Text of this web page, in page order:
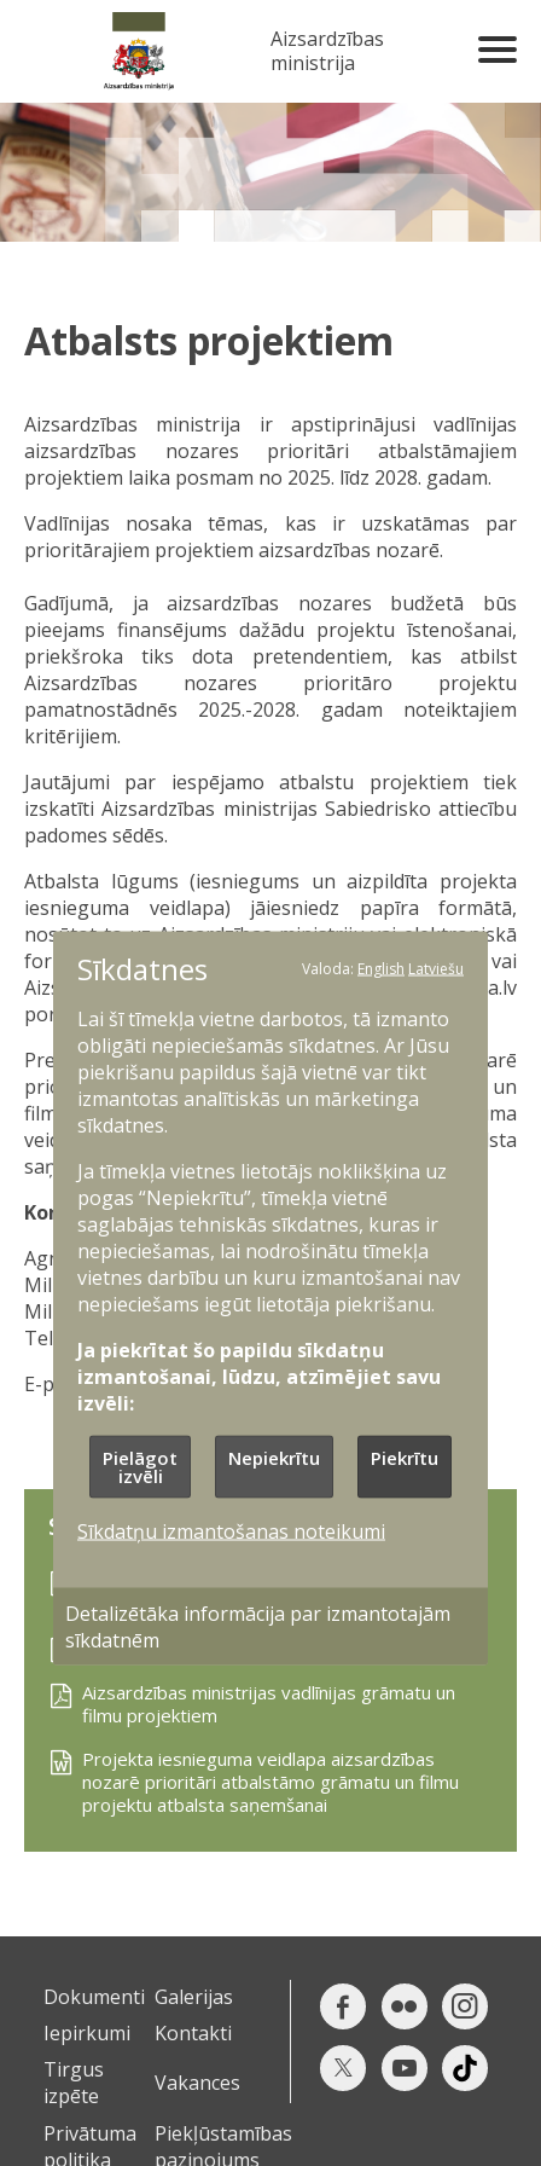
Aizsardzības
ministrija
Atbalsts projektiem
Aizsardzības ministrija ir apstiprinājusi vadlīnijas
aizsardzības nozares prioritāri atbalstāmajiem
projektiem laika posmam no 2025. līdz 2028. gadam.
Vadlīnijas nosaka tēmas, kas ir uzskatāmas par
prioritārajiem projektiem aizsardzības nozarē.
Gadījumā, ja aizsardzības nozares budžetā būs
pieejams finansējums dažādu projektu īstenošanai,
priekšroka tiks dota pretendentiem, kas atbilst
Aizsardzības nozares prioritāro projektu
pamatnostādnēs 2025.-2028. gadam noteiktajiem
kritērijiem.
Jautājumi par iespējamo atbalstu projektiem tiek
izskatīti Aizsardzības ministrijas Sabiedrisko attiecību
padomes sēdēs.
Atbalsta lūgums (iesniegums un aizpildīta projekta
iesnieguma veidlapa) jāiesniedz papīra formātā,
nosūtot to uz Aizsardzības ministriju vai elektroniskā
formātā, nosūtot to uz adresipasts@mod.gov.lv
vai
Aizsardzības ministrijas e-adresi, izmantojot latvija.lv
portālu.
Prendentiem uz atbalstu aizsardzības nozarē
prioritāri noteiktajām tēmām atbilstošiem grāmatu un
filmu projektiem aicinām izmantot pieteikuma
veidlapu grāmatu un filmu projektu atbalsta
saņemšanai.
Kontaktpersona:
Agnija Lauska
Militāri publisko attiecību departamenta
Militāri publiskās informācijas nodaļas vadītāja
Tel: 67335219
E-pasts:Agnija.Lauska@mod.gov.lv
SAISTĪTIE DOKUMENTI
projektu vadlīnijas 2025.–2028. gadam
Projekta iesnieguma veidlapa
Aizsardzības ministrijas vadlīnijas grāmatu un
filmu projektiem
Projekta iesnieguma veidlapa aizsardzības
nozarē prioritāri atbalstāmo grāmatu un filmu
projektu atbalsta saņemšanai
Dokumenti Galerijas
Iepirkumi
Kontakti
Tirgus
izpēte
Vakances
Privātuma
politika
Piekļūstamības
paziņojums
Sīkdatnes Valoda: English Latviešu
Lai šī tīmekļa vietne darbotos, tā izmanto
obligāti nepieciešamās sīkdatnes. Ar Jūsu
piekrišanu papildus šajā vietnē var tikt
izmantotas analītiskās un mārketinga
sīkdatnes.
Ja tīmekļa vietnes lietotājs noklikšķina uz
pogas “Nepiekrītu”, tīmekļa vietnē
saglabājas tehniskās sīkdatnes, kuras ir
nepieciešamas, lai nodrošinātu tīmekļa
vietnes darbību un kuru izmantošanai nav
nepieciešams iegūt lietotāja piekrišanu.
Ja piekrītat šo papildu sīkdatņu
izmantošanai, lūdzu, atzīmējiet savu
izvēli:
Pielāgot
izvēli
Nepiekrītu Piekrītu
Sīkdatņu izmantošanas noteikumi
Detalizētāka informācija par izmantotajām
sīkdatnēm